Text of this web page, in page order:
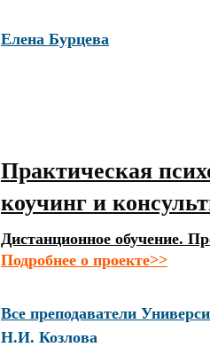
Елена Бурцева
Практическая
коучинг и
Дистанционное обучение.
Подробнее о проекте>>
Все преподаватели
Н.И. Козлова